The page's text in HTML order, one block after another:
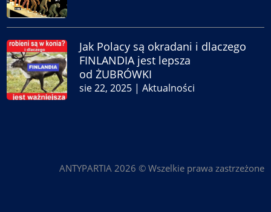
Jak Polacy są okradani i dlaczego
FINLANDIA jest lepsza
od ŻUBRÓWKI
sie 22, 2025 |Aktualności
ANTYPARTIA 2026 © Wszelkie prawa zastrzeżone